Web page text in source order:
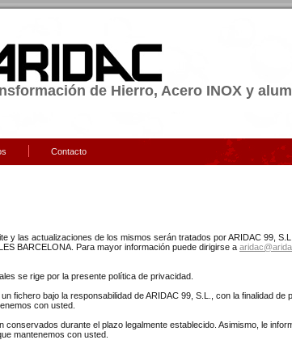
de Hierro, Acero INOX y
Contacto
y las actualizaciones de los mismos serán tratados por ARIDAC 99,
BARCELONA. Para mayor información puede dirigirse a
se rige por la presente política de privacidad.
fichero bajo la responsabilidad de ARIDAC 99, S.L., con la finalidad
con usted.
conservados durante el plazo legalmente establecido. Asimismo, le
mantenemos con usted.